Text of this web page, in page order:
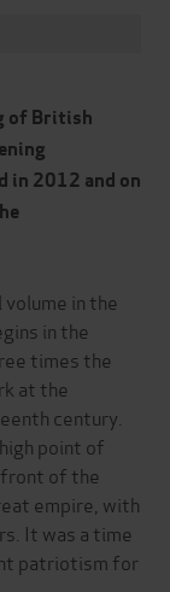
of British
in 2012 and on
in the
in the
times the
at the
century.
point of
of the
empire, with
It was a time
patriotism for